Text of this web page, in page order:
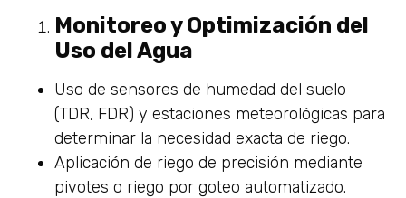
Monitoreo y Optimización del
Uso del Agua
Uso de sensores de humedad del suelo
(TDR, FDR) y estaciones meteorológicas para
determinar la necesidad exacta de riego.
Aplicación de riego de precisión mediante
pivotes o riego por goteo automatizado.